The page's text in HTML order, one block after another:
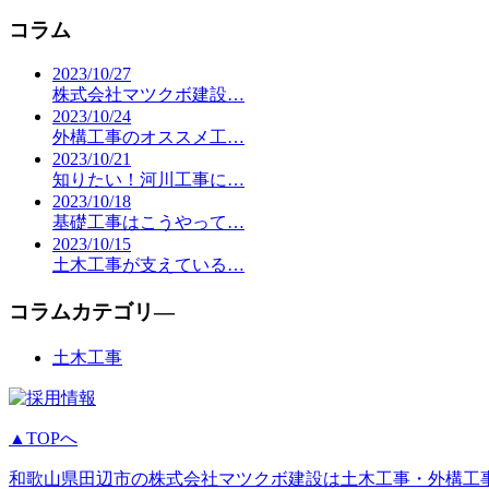
コラム
2023/10/27
株式会社マツクボ建設…
2023/10/24
外構工事のオススメ工…
2023/10/21
知りたい！河川工事に…
2023/10/18
基礎工事はこうやって…
2023/10/15
土木工事が支えている…
コラムカテゴリ―
土木工事
▲TOPへ
和歌山県田辺市の株式会社マツクボ建設は土木工事・外構工